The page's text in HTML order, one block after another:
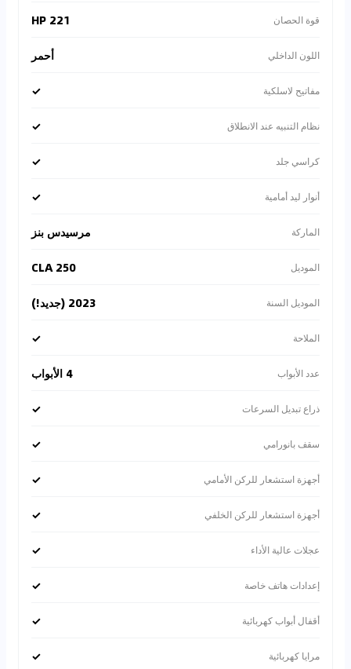
قوة الحصان 221 HP
اللون الداخلي أحمر
مفاتيح لاسلكية ✓
نظام التنبيه عند الانطلاق ✓
كراسي جلد ✓
أنوار ليد أمامية ✓
الماركة مرسيدس بنز
الموديل CLA 250
الموديل السنة 2023 (جديد!)
الملاحة ✓
عدد الأبواب 4 الأبواب
ذراع تبديل السرعات ✓
سقف بانورامي ✓
أجهزة استشعار للركن الأمامي ✓
أجهزة استشعار للركن الخلفي ✓
عجلات عالية الأداء ✓
إعدادات هاتف خاصة ✓
أقفال أبواب كهربائية ✓
مرايا كهربائية ✓